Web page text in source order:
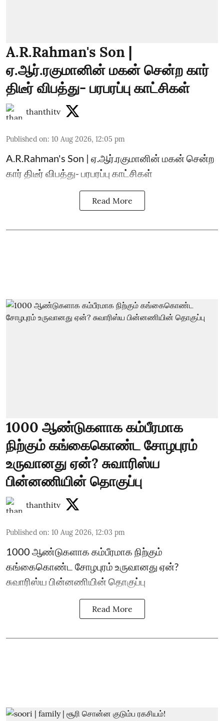
A.R.Rahman's Son |
ஏ.ஆர்.ரகுமானின் மகன் சென்ற கார்
திடீர் விபத்து- பரபரப்பு காட்சிகள்
thanthitv
Published on: 10 Aug 2026, 12:05 pm
A.R.Rahman's Son | ஏ.ஆர்.ரகுமானின் மகன் சென்ற
கார் திடீர் விபத்து- பரபரப்பு காட்சிகள்
Read More
1000 ஆண்டுகளாக கம்பீரமாக
நிற்கும் கங்கைகொண்ட சோழபுரம்
உருவானது ஏன்? சுவாரிஸ்ய
பின்னணியின் தொகுப்பு
thanthitv
Published on: 10 Aug 2026, 12:03 pm
1000 ஆண்டுகளாக கம்பீரமாக நிற்கும்
கங்கைகொண்ட சோழபுரம் உருவானது ஏன்?
சுவாரிஸ்ய பின்னணியின் தொகுப்பு
Read More